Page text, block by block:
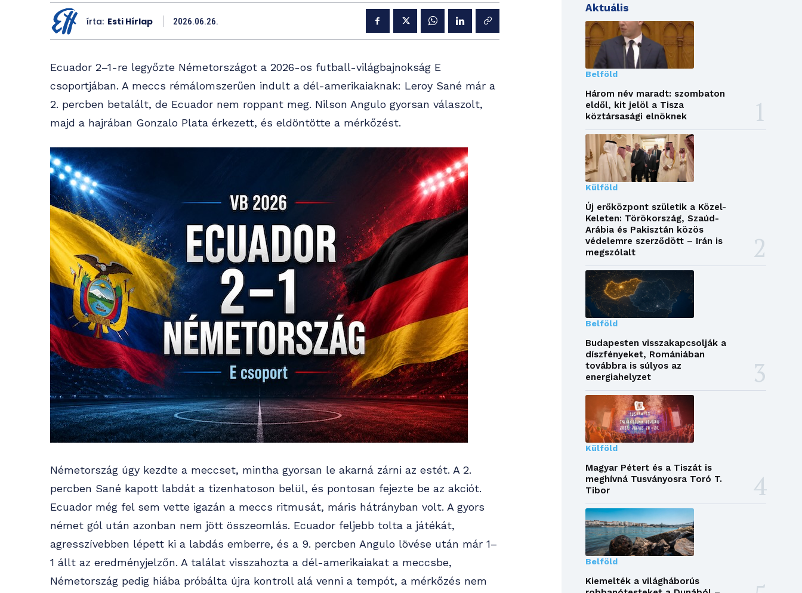
írta: Esti Hírlap 2026.06.26.
Ecuador 2–1-re legyőzte Németországot a 2026-os futball-világbajnokság E
csoportjában. A meccs rémálomszerűen indult a dél-amerikaiaknak: Leroy Sané már a
2. percben betalált, de Ecuador nem roppant meg. Nilson Angulo gyorsan válaszolt,
majd a hajrában Gonzalo Plata érkezett, és eldöntötte a mérkőzést.
Németország úgy kezdte a meccset, mintha gyorsan le akarná zárni az estét. A 2.
percben Sané kapott labdát a tizenhatoson belül, és pontosan fejezte be az akciót.
Ecuador még fel sem vette igazán a meccs ritmusát, máris hátrányban volt. A gyors
német gól után azonban nem jött összeomlás. Ecuador feljebb tolta a játékát,
agresszívebben lépett ki a labdás emberre, és a 9. percben Angulo lövése után már 1–
1 állt az eredményjelzőn. A találat visszahozta a dél-amerikaiakat a meccsbe,
Németország pedig hiába próbálta újra kontroll alá venni a tempót, a mérkőzés nem
Aktuális
Belföld
Három név maradt: szombaton
eldől, kit jelöl a Tisza
köztársasági elnöknek
Külföld
Új erőközpont születik a Közel-
Keleten: Törökország, Szaúd-
Arábia és Pakisztán közös
védelemre szerződött – Irán is
megszólalt
Belföld
Budapesten visszakapcsolják a
díszfényeket, Romániában
továbbra is súlyos az
energiahelyzet
Külföld
Magyar Pétert és a Tiszát is
meghívná Tusványosra Toró T.
Tibor
Belföld
Kiemelték a világháborús